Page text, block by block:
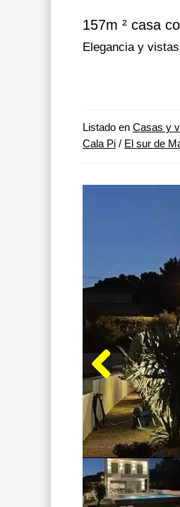
Más opciones de
157m ² casa
Elegancia y
Listado en Casas y
Cala Pi / El sur de